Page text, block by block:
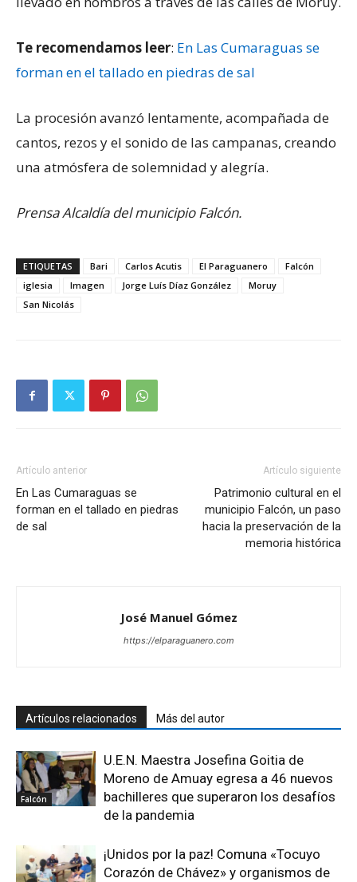
Te recomendamos leer: En Las Cumaraguas se
forman en el tallado en piedras de sal
La procesión avanzó lentamente, acompañada de
cantos, rezos y el sonido de las campanas, creando
una atmósfera de solemnidad y alegría.
Prensa Alcaldía del municipio Falcón.
ETIQUETAS Bari Carlos Acutis El Paraguanero
Falcón
iglesia
Imagen Jorge Luís Díaz González
Moruy
San Nicolás
Artículo anterior
En Las Cumaraguas se
forman en el tallado en piedras
de sal
Artículo siguiente
Patrimonio cultural en el
municipio Falcón, un paso
hacia la preservación de la
memoria histórica
José Manuel Gómez
https://elparaguanero.com
Artículos relacionados Más del autor
Falcón
U.E.N. Maestra Josefina Goitia de
Moreno de Amuay egresa a 46 nuevos
bachilleres que superaron los desafíos
de la pandemia
¡Unidos por la paz! Comuna «Tocuyo
Corazón de Chávez» y organismos de